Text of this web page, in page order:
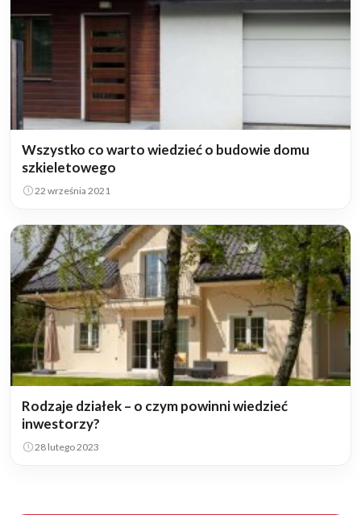
Wszystko co warto wiedzieć o budowie domu
szkieletowego
22 września 2021
Rodzaje działek – o czym powinni wiedzieć
inwestorzy?
28 lutego 2023